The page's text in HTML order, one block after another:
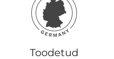
Toodetud